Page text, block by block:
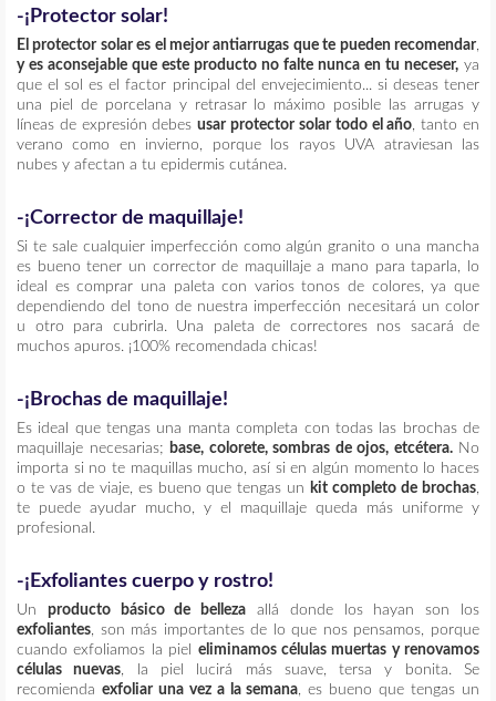
-¡Protector solar!
El protector solar es el mejor antiarrugas que te pueden recomendar,
y es aconsejable que este producto no falte nunca en tu neceser, ya
que el sol es el factor principal del envejecimiento... si deseas tener
una piel de porcelana y retrasar lo máximo posible las arrugas y
líneas de expresión debesusar protector solar todo el año, tanto en
verano como en invierno, porque los rayos UVA atraviesan las
nubes y afectan a tu epidermis cutánea.
-¡Corrector de maquillaje!
Si te sale cualquier imperfección como algún granito o una mancha
es bueno tener un corrector de maquillaje a mano para taparla, lo
ideal es comprar una paleta con varios tonos de colores, ya que
dependiendo del tono de nuestra imperfección necesitará un color
u otro para cubrirla. Una paleta de correctores nos sacará de
muchos apuros. ¡100% recomendada chicas!
-¡Brochas de maquillaje!
Es ideal que tengas una manta completa con todas las brochas de
maquillaje necesarias; base, colorete, sombras de ojos, etcétera.No
importa si no te maquillas mucho, así si en algún momento lo haces
o te vas de viaje, es bueno que tengas un kit completo de brochas,
te puede ayudar mucho, y el maquillaje queda más uniforme y
profesional.
-¡Exfoliantes cuerpo y rostro!
Un producto básico de belleza allá donde los hayan son los
exfoliantes, son más importantes de lo que nos pensamos, porque
cuando exfoliamos la piel eliminamos células muertas y renovamos
células nuevas, la piel lucirá más suave, tersa y bonita. Se
recomienda exfoliar una vez a la semana, es bueno que tengas un